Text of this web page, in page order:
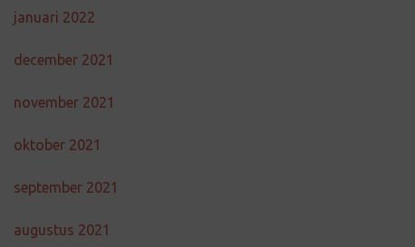
januari 2022
december 2021
november 2021
oktober 2021
september 2021
augustus 2021